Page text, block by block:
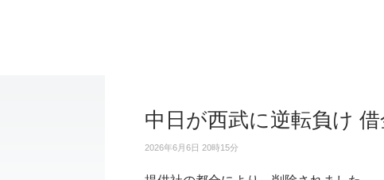
中日が西武に逆転負け
2026年6月6日 20時15分